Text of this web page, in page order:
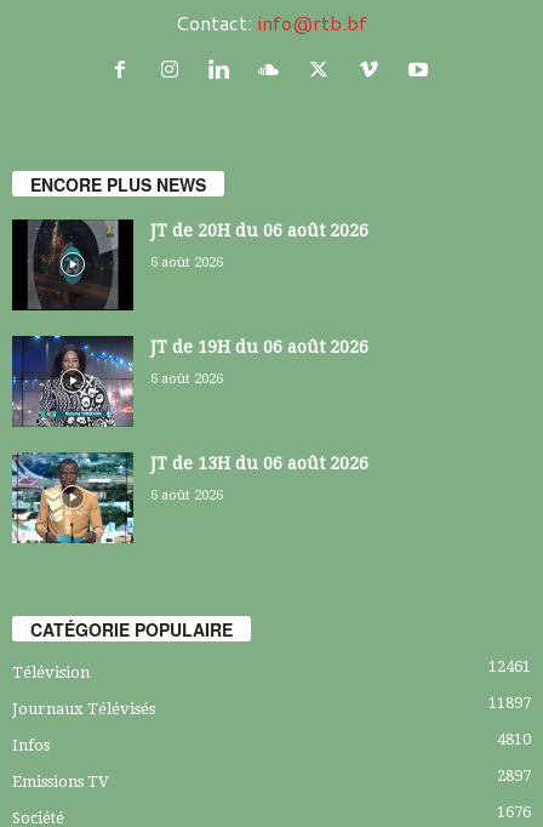
Contact: info@rtb.bf
ENCORE PLUS NEWS
JT de 20H du 06 août 2026
6 août 2026
JT de 19H du 06 août 2026
6 août 2026
JT de 13H du 06 août 2026
6 août 2026
CATÉGORIE POPULAIRE
Télévision 12461
Journaux Télévisés 11897
Infos 4810
Emissions TV 2897
Société 1676